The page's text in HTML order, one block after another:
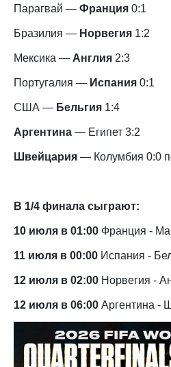
Парагвай — Франция 0:1
Бразилия — Норвегия 1:2
Мексика — Англия 2:3
Португалия — Испания 0:1
США — Бельгия 1:4
Аргентина — Египет 3:2
Швейцария — Колумбия 0:0
В 1/4 финала сыграют:
10 июля в 01:00 Франция -
11 июля в 00:00 Испания -
12 июля в 02:00 Норвегия -
12 июля в 06:00 Аргентина -